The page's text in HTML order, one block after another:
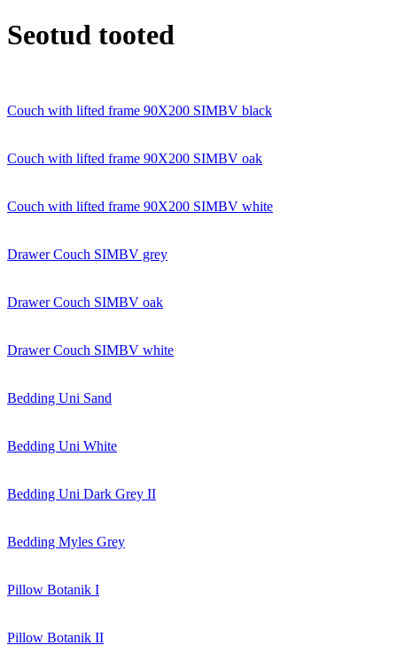
Seotud tooted
Couch with lifted frame 90X200 SIMBV black
Couch with lifted frame 90X200 SIMBV oak
Couch with lifted frame 90X200 SIMBV white
Drawer Couch SIMBV grey
Drawer Couch SIMBV oak
Drawer Couch SIMBV white
Bedding Uni Sand
Bedding Uni White
Bedding Uni Dark Grey II
Bedding Myles Grey
Pillow Botanik I
Pillow Botanik II